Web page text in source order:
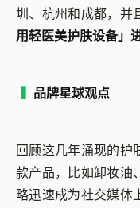
圳、杭州和成都，并
用轻医美护肤设备」
品牌星球观点
回顾这几年涌现的护
款产品，比如卸妆油
略迅速成为社交媒体